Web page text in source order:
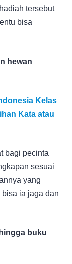
tersebut
bisa
hewan
Kelas
Kata atau
bagi pecinta
sesuai
yang
ia jaga dan
buku